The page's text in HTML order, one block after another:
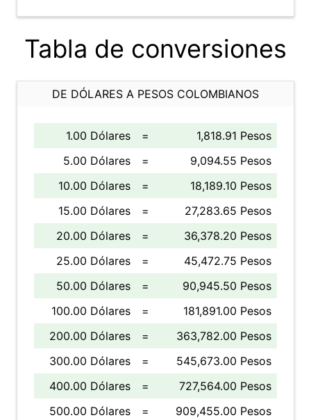
Tabla de conversiones
DE DÓLARES A PESOS COLOMBIANOS
1.00 Dólares =
1,818.91 Pesos
5.00 Dólares
=
9,094.55 Pesos
10.00 Dólares
=
18,189.10 Pesos
15.00 Dólares
=
27,283.65 Pesos
20.00 Dólares
=
36,378.20 Pesos
25.00 Dólares
=
45,472.75 Pesos
50.00 Dólares
=
90,945.50 Pesos
100.00 Dólares
=
181,891.00 Pesos
200.00 Dólares
=
363,782.00 Pesos
300.00 Dólares
=
545,673.00 Pesos
400.00 Dólares
=
727,564.00 Pesos
500.00 Dólares
=
909,455.00 Pesos